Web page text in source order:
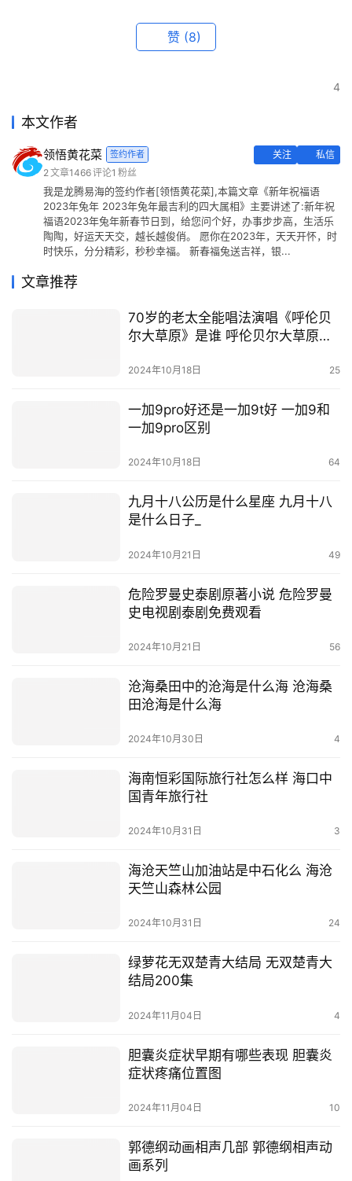
赞 (8)
4
本文作者
领悟黄花菜 签约作者 关注
私信
2文章1466评论1 粉丝
我是龙腾易海的签约作者[领悟黄花菜],本篇文章《新年祝福语
2023年兔年 2023年兔年最吉利的四大属相》主要讲述了:新年祝
福语2023年兔年新春节日到，给您问个好，办事步步高，生活乐
陶陶，好运天天交，越长越俊俏。 愿你在2023年，天天开怀，时
时快乐，分分精彩，秒秒幸福。 新春福兔送吉祥，银...
文章推荐
70岁的老太全能唱法演唱《呼伦贝
尔大草原》是谁 呼伦贝尔大草原歌
2024年10月18日 25
一加9pro好还是一加9t好 一加9和
一加9pro区别
2024年10月18日 64
九月十八公历是什么星座 九月十八
是什么日子_
2024年10月21日 49
危险罗曼史泰剧原著小说 危险罗曼
史电视剧泰剧免费观看
2024年10月21日 56
沧海桑田中的沧海是什么海 沧海桑
田沧海是什么海
2024年10月30日 4
海南恒彩国际旅行社怎么样 海口中
国青年旅行社
2024年10月31日 3
海沧天竺山加油站是中石化么 海沧
天竺山森林公园
2024年10月31日 24
绿萝花无双楚青大结局 无双楚青大
结局200集
2024年11月04日 4
胆囊炎症状早期有哪些表现 胆囊炎
症状疼痛位置图
2024年11月04日 10
郭德纲动画相声几部 郭德纲相声动
画系列